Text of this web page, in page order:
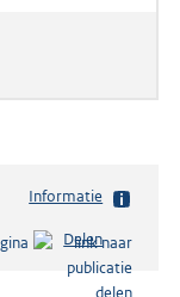
Informatie
Delen